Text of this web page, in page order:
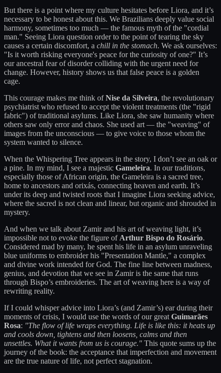
But there is a point where my culture hesitates before Liora, and it’s
necessary to be honest about this. We Brazilians deeply value social
harmony, sometimes too much — the famous myth of the "cordial
man." Seeing Liora question order to the point of tearing the sky
causes a certain discomfort, a chill in the stomach. We ask ourselves:
"Is it worth risking everyone's peace for the curiosity of one?" It’s
our ancestral fear of disorder colliding with the urgent need for
change. However, history shows us that false peace is a golden
cage.
This courage makes me think ofNise da Silveira, the revolutionary
psychiatrist who refused to accept the violent treatments (the "rigid
fabric") of traditional asylums. Like Liora, she saw humanity where
others saw only error and chaos. She used art — the "weaving" of
images from the unconscious — to give voice to those whom the
system wanted to silence.
When the Whispering Tree appears in the story, I don’t see an oak or
a pine. In my mind, I see a majestic Gameleira. In our traditions,
especially those of African origin, the Gameleira is a sacred tree,
home to ancestors and orixás, connecting heaven and earth. It’s
under its deep and twisted roots that I imagine Liora seeking advice,
where the sacred is not clean and linear, but organic and shrouded in
mystery.
And when we talk about Zamir and his art of weaving light, it’s
impossible not to evoke the figure of Arthur Bispo do Rosário.
Considered mad by many, he spent his life in an asylum unraveling
blue uniforms to embroider his "Presentation Mantle," a complex
and divine work intended for God. The fine line between madness,
genius, and devotion that we see in Zamir is the same that runs
through Bispo’s embroideries. The art of weaving here is a way of
rewriting reality.
If I could whisper advice into Liora’s (and Zamir’s) ear during their
moments of crisis, I would use the words of our great Guimarães
Rosa: "The flow of life wraps everything. Life is like this: it heats up
and cools down, tightens and then loosens, calms and then
unsettles. What it wants from us is courage." This quote sums up the
journey of the book: the acceptance that imperfection and movement
are the true nature of life, not perfect stagnation.